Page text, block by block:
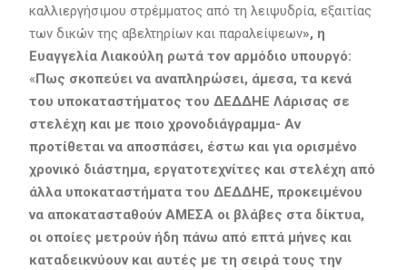
καλλιεργήσιμου στρέμματος από τη λειψυδρία, εξαιτίας
των δικών της αβελτηρίων και παραλείψεων», η
Ευαγγελία Λιακούλη ρωτά τον αρμόδιο υπουργό:
« Πως σκοπεύει να αναπληρώσει, άμεσα, τα κενά
του υποκαταστήματος του ΔΕΔΔΗΕ Λάρισας σε
στελέχη και με ποιο χρονοδιάγραμμα- Αν
προτίθεται να αποσπάσει, έστω και για ορισμένο
χρονικό διάστημα, εργατοτεχνίτες και στελέχη από
άλλα υποκαταστήματα του ΔΕΔΔΗΕ, προκειμένου
να αποκατασταθούν ΑΜΕΣΑ οι βλάβες στα δίκτυα,
οι οποίες μετρούν ήδη πάνω από επτά μήνες και
καταδεικνύουν και αυτές με τη σειρά τους την